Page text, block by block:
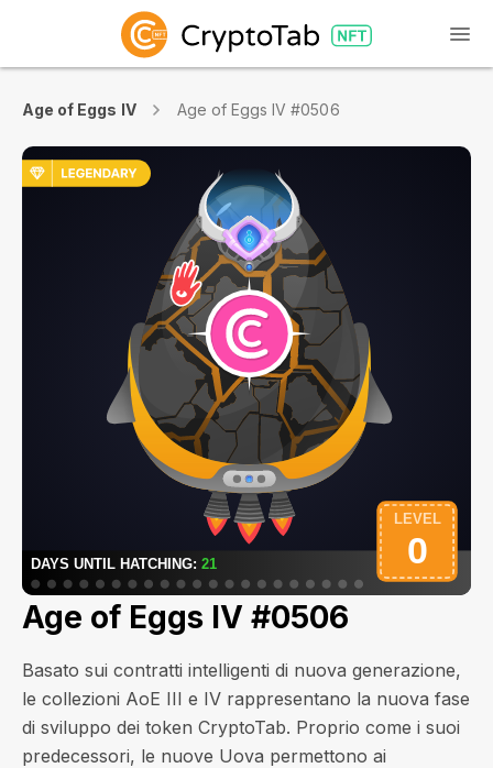
Age of Eggs IV Age of Eggs IV #0506
Age of Eggs IV #0506
Basato sui contratti intelligenti di nuova generazione,
le collezioni AoE III e IV rappresentano la nuova fase
di sviluppo dei token CryptoTab. Proprio come i suoi
predecessori, le nuove Uova permettono ai